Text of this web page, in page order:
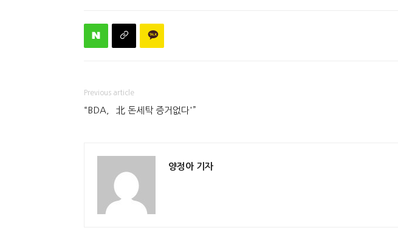
Previous article
“BDA, `北 돈세탁 증거없다'”
양정아 기자